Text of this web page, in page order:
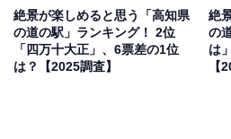
め」（60代男性／香川県）、「
から見る景色は清々しく感じる
県）、「さつまいもなどのモニ
絶景が楽しめると思う「高知県
の道の駅」ランキング！ 2位
「四万十大正」、6票差の1位
は？【2025調査】
絶
の
は
【